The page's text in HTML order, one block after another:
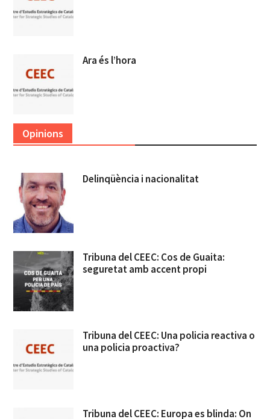
Ara és l’hora
Opinions
Delinqüència i nacionalitat
Tribuna del CEEC: Cos de Guaita:
seguretat amb accent propi
Tribuna del CEEC: Una policia reactiva o
una policia proactiva?
Tribuna del CEEC: Europa es blinda: On